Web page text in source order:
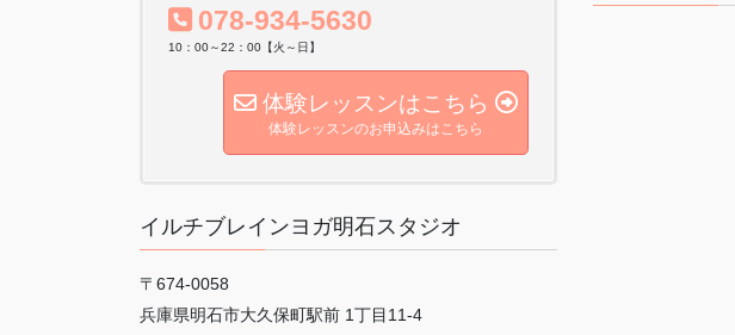
078-934-5630
10：00～22：00【火～日】
体験レッスンはこちら
体験レッスンのお申込みはこちら
イルチブレインヨガ明石スタジオ
〒674-0058
兵庫県明石市大久保町駅前 1丁目11-4